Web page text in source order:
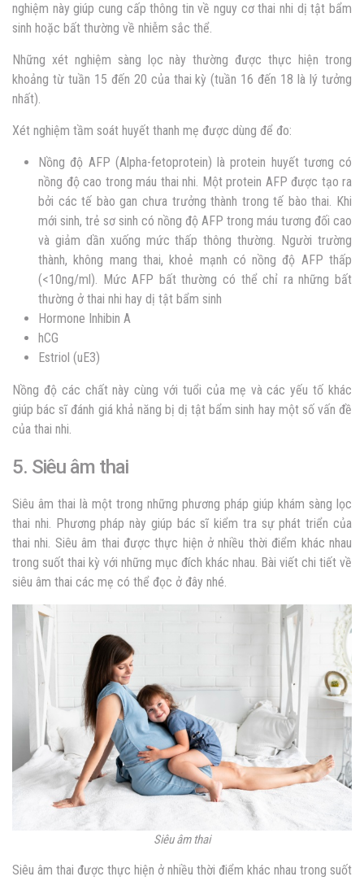
nghiệm này giúp cung cấp thông tin về nguy cơ thai nhi dị tật bẩm
sinh hoặc bất thường về nhiễm sắc thể.
Những xét nghiệm sàng lọc này thường được thực hiện trong
khoảng từ tuần 15 đến 20 của thai kỳ (tuần 16 đến 18 là lý tưởng
nhất).
Xét nghiệm tầm soát huyết thanh mẹ được dùng để đo:
Nồng độ AFP (Alpha-fetoprotein) là protein huyết tương có
nồng độ cao trong máu thai nhi. Một protein AFP được tạo ra
bởi các tế bào gan chưa trưởng thành trong tế bào thai. Khi
mới sinh, trẻ sơ sinh có nồng độ AFP trong máu tương đối cao
và giảm dần xuống mức thấp thông thường. Người trường
thành, không mang thai, khoẻ mạnh có nồng độ AFP thấp
(<10ng/ml). Mức AFP bất thường có thể chỉ ra những bất
thường ở thai nhi hay dị tật bẩm sinh
Hormone Inhibin A
hCG
Estriol (uE3)
Nồng độ các chất này cùng với tuổi của mẹ và các yếu tố khác
giúp bác sĩ đánh giá khả năng bị dị tật bẩm sinh hay một số vấn đề
của thai nhi.
5. Siêu âm thai
Siêu âm thai là một trong những phương pháp giúp khám sàng lọc
thai nhi. Phương pháp này giúp bác sĩ kiểm tra sự phát triển của
thai nhi. Siêu âm thai được thực hiện ở nhiều thời điểm khác nhau
trong suốt thai kỳ với những mục đích khác nhau. Bài viết chi tiết về
siêu âm thai các mẹ có thể đọc ở đây nhé.
Siêu âm thai
Siêu âm thai được thực hiện ở nhiều thời điểm khác nhau trong suốt